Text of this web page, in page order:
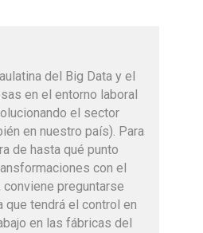
del Big Data y el
en el entorno laboral
el sector
en nuestro país). Para
de hasta qué punto
con el
preguntarse
que tendrá el control en
en las fábricas del